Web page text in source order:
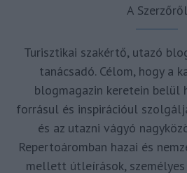
A Szerzőről
Turisztikai szakértő, utazó
tanácsadó. Célom, hogy a
blogmagazin keretein belül
forrásul és inspirációul
és az utazni vágyó
Repertoáromban hazai és
mellett útleírások, személyes